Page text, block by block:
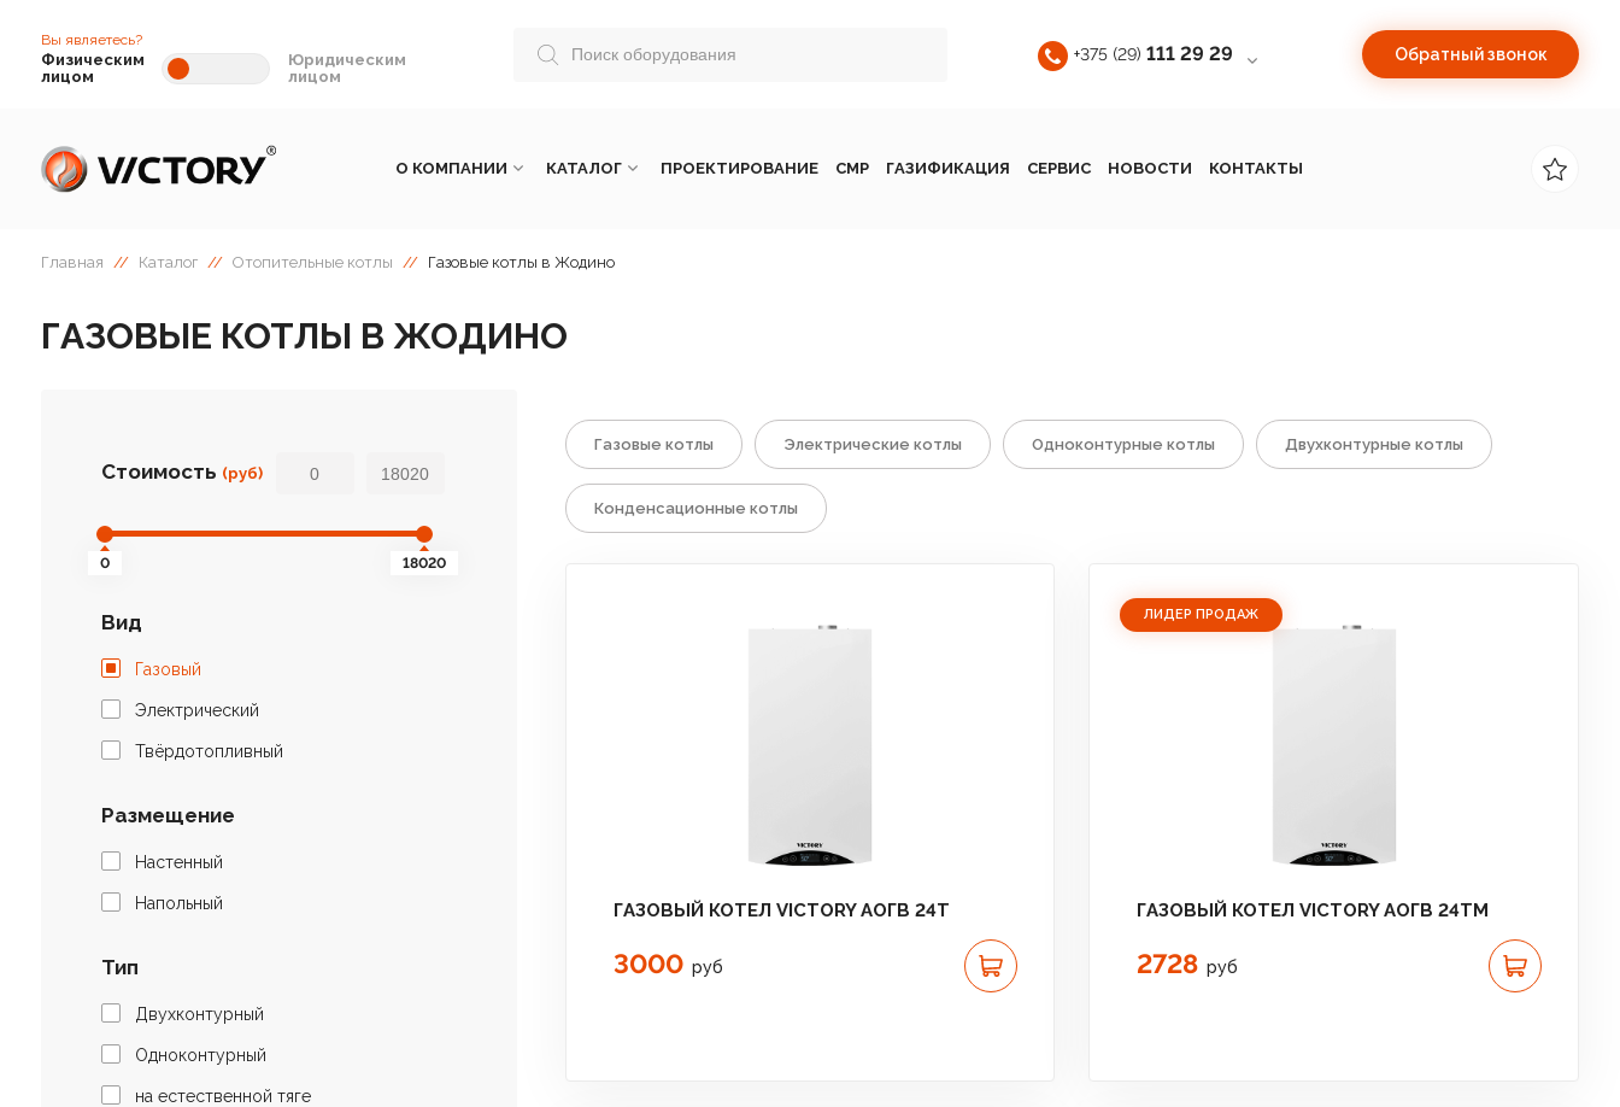
Вы являетесь?
Физическим
лицом
Юридическим
лицом
+375 (29) 111 29 29 Обратный звонок
О КОМПАНИИ КАТАЛОГ ПРОЕКТИРОВАНИЕ СМР ГАЗИФИКАЦИЯ СЕРВИС НОВОСТИ КОНТАКТЫ
Главная // Каталог // Отопительные котлы // Газовые котлы в Жодино
ГАЗОВЫЕ КОТЛЫ В ЖОДИНО
Стоимость (руб)
0 18020
Вид
Газовый
Электрический
Твёрдотопливный
Размещение
Настенный
Напольный
Тип
Двухконтурный
Одноконтурный
на естественной тяге
Газовые котлы Электрические котлы Одноконтурные котлы Двухконтурные котлы
Конденсационные котлы
ГАЗОВЫЙ КОТЕЛ VICTORY АОГВ 24T
3000 руб
ЛИДЕР ПРОДАЖ
ГАЗОВЫЙ КОТЕЛ VICTORY АОГВ 24TM
2728 руб